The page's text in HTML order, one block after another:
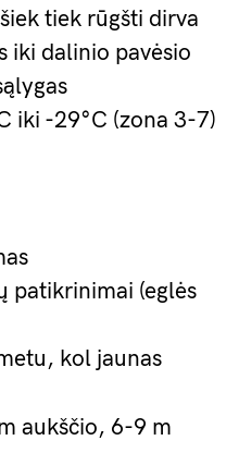
tiek rūgšti dirva
iki dalinio pavėsio
iki -29°C (zona 3-7)
patikrinimai (eglės
kol jaunas
aukščio, 6-9 m